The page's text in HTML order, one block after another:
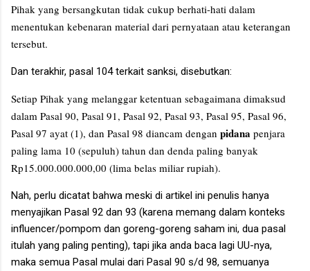
Pihak yang bersangkutan tidak cukup berhati-hati dalam
menentukan kebenaran material dari pernyataan atau keterangan
tersebut.
Dan terakhir, pasal 104 terkait sanksi, disebutkan:
Setiap Pihak yang melanggar ketentuan sebagaimana dimaksud
dalam Pasal 90, Pasal 91, Pasal 92, Pasal 93, Pasal 95, Pasal 96,
Pasal 97 ayat (1), dan Pasal 98 diancam dengan pidana penjara
paling lama 10 (sepuluh) tahun dan denda paling banyak
Rp15.000.000.000,00 (lima belas miliar rupiah).
Nah, perlu dicatat bahwa meski di artikel ini penulis hanya
menyajikan Pasal 92 dan 93 (karena memang dalam konteks
influencer/pompom dan goreng-goreng saham ini, dua pasal
itulah yang paling penting), tapi jika anda baca lagi UU-nya,
maka semua Pasal mulai dari Pasal 90 s/d 98, semuanya